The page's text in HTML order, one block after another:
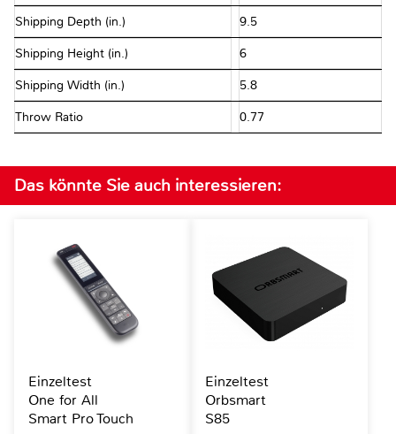
Shipping Depth (in.) 9.5
Shipping Height (in.) 6
Shipping Width (in.) 5.8
Throw Ratio 0.77
Das könnte Sie auch interessieren:
Einzeltest
One for All
Smart Pro Touch
Einzeltest
Orbsmart
S85